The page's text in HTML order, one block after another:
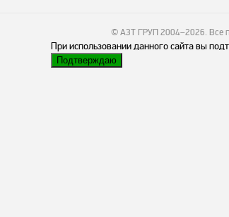
© АЗТ ГРУП 2004–2026. Все
При использовании данного сайта вы
Подтверждаю